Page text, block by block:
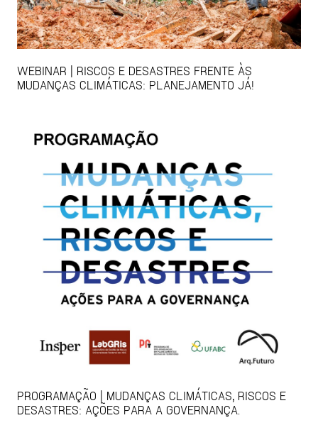
WEBINAR | RISCOS E DESASTRES FRENTE ÀS
MUDANÇAS CLIMÁTICAS: PLANEJAMENTO JÁ!
PROGRAMAÇÃO | MUDANÇAS CLIMÁTICAS, RISCOS E
DESASTRES: AÇÕES PARA A GOVERNANÇA.